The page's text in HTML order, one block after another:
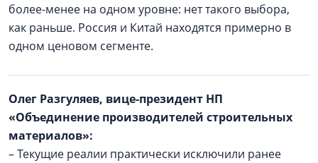
более-менее на одном уровне: нет такого выбора,
как раньше. Россия и Китай находятся примерно в
одном ценовом сегменте.
Олег Разгуляев, вице-президент НП
«Объединение производителей строительных
материалов»:
– Текущие реалии практически исключили ранее